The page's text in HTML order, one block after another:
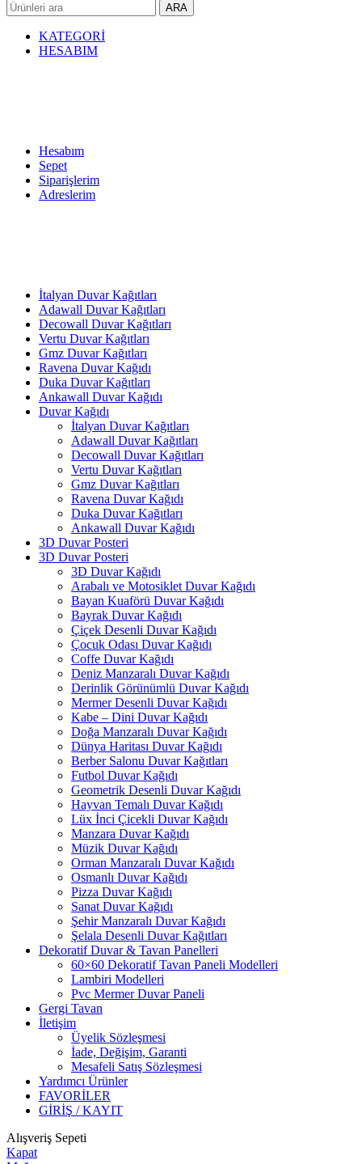
ARA
KATEGORİ
HESABIM
Hesabım
Sepet
Siparişlerim
Adreslerim
İtalyan Duvar Kağıtları
Adawall Duvar Kağıtları
Decowall Duvar Kağıtları
Vertu Duvar Kağıtları
Gmz Duvar Kağıtları
Ravena Duvar Kağıdı
Duka Duvar Kağıtları
Ankawall Duvar Kağıdı
Duvar Kağıdı
İtalyan Duvar Kağıtları
Adawall Duvar Kağıtları
Decowall Duvar Kağıtları
Vertu Duvar Kağıtları
Gmz Duvar Kağıtları
Ravena Duvar Kağıdı
Duka Duvar Kağıtları
Ankawall Duvar Kağıdı
3D Duvar Posteri
3D Duvar Posteri
3D Duvar Kağıdı
Arabalı ve Motosiklet Duvar Kağıdı
Bayan Kuaförü Duvar Kağıdı
Bayrak Duvar Kağıdı
Çiçek Desenli Duvar Kağıdı
Çocuk Odası Duvar Kağıdı
Coffe Duvar Kağıdı
Deniz Manzaralı Duvar Kağıdı
Derinlik Görünümlü Duvar Kağıdı
Mermer Desenli Duvar Kağıdı
Kabe – Dini Duvar Kağıdı
Doğa Manzaralı Duvar Kağıdı
Dünya Haritası Duvar Kağıdı
Berber Salonu Duvar Kağıtları
Futbol Duvar Kağıdı
Geometrik Desenli Duvar Kağıdı
Hayvan Temalı Duvar Kağıdı
Lüx İnci Çicekli Duvar Kağıdı
Manzara Duvar Kağıdı
Müzik Duvar Kağıdı
Orman Manzaralı Duvar Kağıdı
Osmanlı Duvar Kağıdı
Pizza Duvar Kağıdı
Sanat Duvar Kağıdı
Şehir Manzaralı Duvar Kağıdı
Şelala Desenli Duvar Kağıtları
Dekoratif Duvar & Tavan Panelleri
60×60 Dekoratif Tavan Paneli Modelleri
Lambiri Modelleri
Pvc Mermer Duvar Paneli
Gergi Tavan
İletişim
Üyelik Sözleşmesi
İade, Değişim, Garanti
Mesafeli Satış Sözleşmesi
Yardımcı Ürünler
FAVORİLER
GİRİŞ / KAYIT
Alışveriş Sepeti
Kapat